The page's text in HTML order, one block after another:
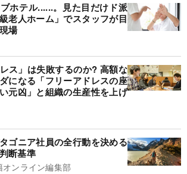
ブホテル......。見た目だけド派
老人ホーム」でスタッフが目
場
ス」は失敗するのか? 高額な
になる「フリーアドレスの座
元凶」と組織の生産性を上げ
ゴニア社員の全行動を決める
断基準
ンライン編集部